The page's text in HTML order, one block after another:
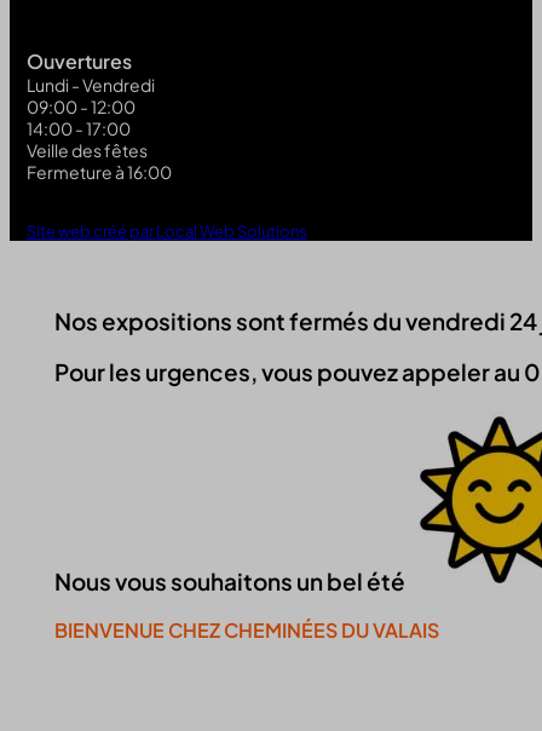
Ouvertures
Lundi - Vendredi
09:00 - 12:00
14:00 - 17:00
Veille des fêtes
Fermeture à 16:00
Site web créé par Local Web Solutions
Nos expositions sont fermés du vendredi 24
Pour les urgences, vous pouvez appeler au
Nous vous souhaitons un bel été
BIENVENUE CHEZ CHEMINÉES DU VALAIS